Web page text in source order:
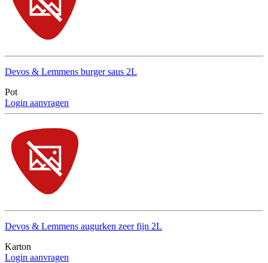
Devos & Lemmens burger saus 2L
Pot
Login aanvragen
Devos & Lemmens augurken zeer fijn 2L
Karton
Login aanvragen